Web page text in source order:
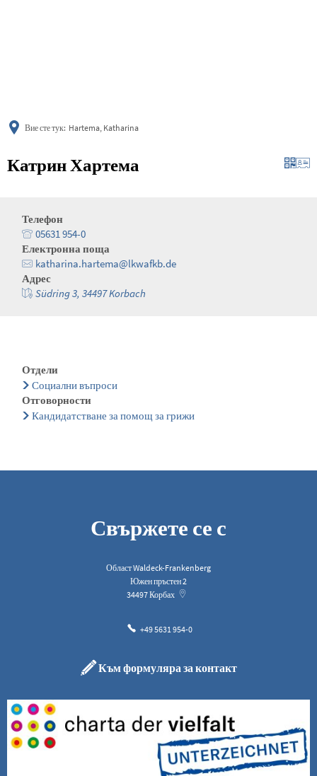
Вие сте тук: Hartema, Katharina
Катрин Хартема
Телефон
05631 954-0
Електронна поща
katharina.hartema@lkwafkb.de
Адрес
Südring 3, 34497 Korbach
Отдели
Социални въпроси
Отговорности
Кандидатстване за помощ за грижи
Свържете се с
Област Waldeck-Frankenberg
Южен пръстен 2
34497Корбах
+49 5631 954-0
Към формуляра за контакт